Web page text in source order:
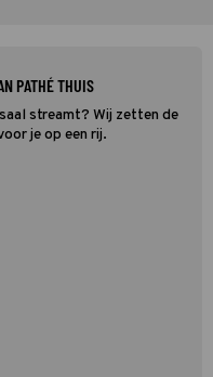
PATHÉ THUIS
streamt? Wij zetten de
je op een rij.